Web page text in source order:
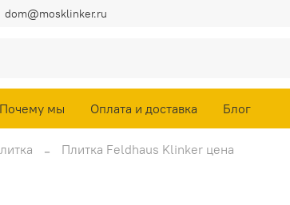
dom@mosklinker.ru
Почему мы Оплата и доставка Блог
Плитка Feldhaus Klinker цена